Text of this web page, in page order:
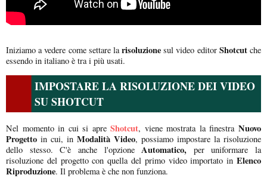
Iniziamo a vedere come settare larisoluzione sul video editor Shotcutche
essendo in italiano è tra i più usati.
IMPOSTARE LA RISOLUZIONE DEI VIDEO
SU SHOTCUT
Nel momento in cui si apre Shotcut, viene mostrata la finestraNuovo
Progetto in cui, in Modalità Video, possiamo impostare la risoluzione
dello stesso. C'è anche l'opzioneAutomatico, per uniformare la
risoluzione del progetto con quella del primo video importato in Elenco
Riproduzione. Il problema è che non funziona.